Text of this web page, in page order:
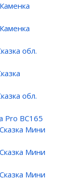
обл.
обл.
Pro BC165
Мини
Мини
Мини